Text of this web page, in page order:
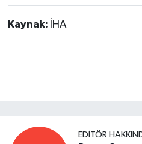
Kaynak: İHA
EDITÖR